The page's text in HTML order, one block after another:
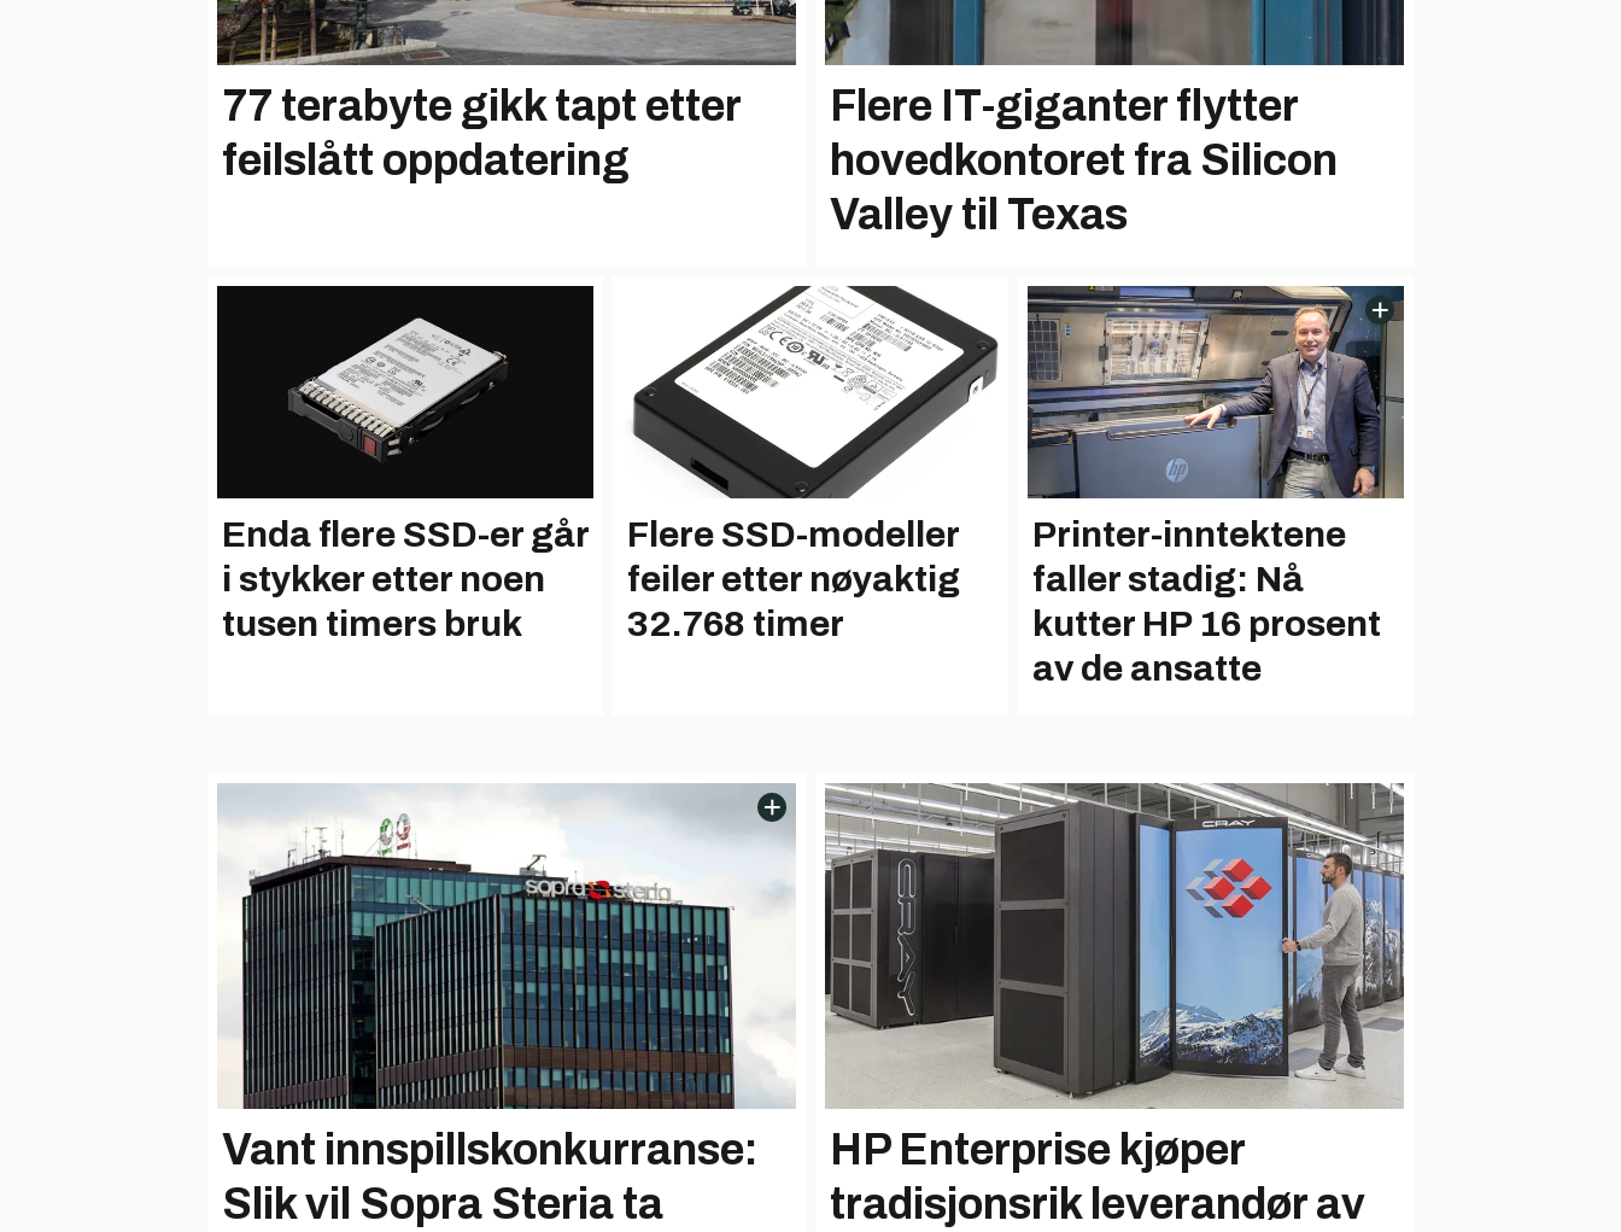
77 terabyte gikk tapt etter
feilslått oppdatering
Flere IT-giganter flytter
hovedkontoret fra Silicon
Valley til Texas
Enda flere SSD-er går
i stykker etter noen
tusen timers bruk
Flere SSD-modeller
feiler etter nøyaktig
32.768 timer
Printer-inntektene
faller stadig: Nå
kutter HP 16 prosent
av de ansatte
Vant innspillskonkurranse:
Slik vil Sopra Steria ta
HP Enterprise kjøper
tradisjonsrik leverandør av